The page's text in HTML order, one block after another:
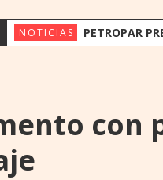
NOTICIAS PETROPAR PREVÉ MANTENER SUS PRECIOS
con